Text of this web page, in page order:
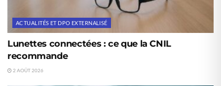
ACTUALITÉS ET DPO EXTERNALISÉ
Lunettes connectées : ce que la CNIL
recommande
2 AOÛT 2026